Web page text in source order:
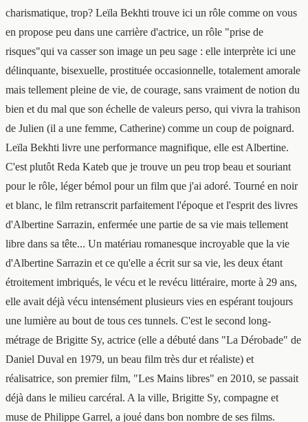
charismatique, trop? Leïla Bekhti trouve ici un rôle comme on vous
en propose peu dans une carrière d'actrice, un rôle "prise de
risques"qui va casser son image un peu sage : elle interprète ici une
délinquante, bisexuelle, prostituée occasionnelle, totalement amorale
mais tellement pleine de vie, de courage, sans vraiment de notion du
bien et du mal que son échelle de valeurs perso, qui vivra la trahison
de Julien (il a une femme, Catherine) comme un coup de poignard.
Leïla Bekhti livre une performance magnifique, elle est Albertine.
C'est plutôt Reda Kateb que je trouve un peu trop beau et souriant
pour le rôle, léger bémol pour un film que j'ai adoré. Tourné en noir
et blanc, le film retranscrit parfaitement l'époque et l'esprit des livres
d'Albertine Sarrazin, enfermée une partie de sa vie mais tellement
libre dans sa tête... Un matériau romanesque incroyable que la vie
d'Albertine Sarrazin et ce qu'elle a écrit sur sa vie, les deux étant
étroitement imbriqués, le vécu et le revécu littéraire, morte à 29 ans,
elle avait déjà vécu intensément plusieurs vies en espérant toujours
une lumière au bout de tous ces tunnels. C'est le second long-
métrage de Brigitte Sy, actrice (elle a débuté dans "La Dérobade" de
Daniel Duval en 1979, un beau film très dur et réaliste) et
réalisatrice, son premier film, "Les Mains libres" en 2010, se passait
déjà dans le milieu carcéral. A la ville, Brigitte Sy, compagne et
muse de Philippe Garrel, a joué dans bon nombre de ses films.